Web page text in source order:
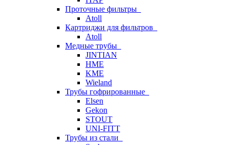
Проточные фильтры
Atoll
Картриджи для фильтров
Atoll
Медные трубы
JINTIAN
HME
KME
Wieland
Трубы гофрированные
Elsen
Gekon
STOUT
UNI-FITT
Трубы из стали